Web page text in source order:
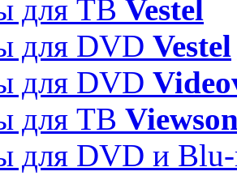
для ТВ Vestel
для DVD Vestel
для DVD
для ТВ
для DVD и